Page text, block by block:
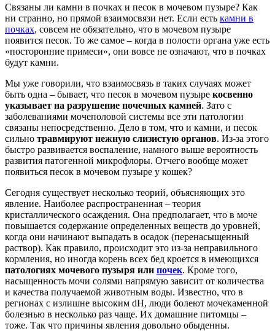
Связаны ли камни в почках и песок в мочевом пузыре? Как
ни странно, но прямой взаимосвязи нет. Если есть камни в
почках, совсем не обязательно, что в мочевом пузыре
появится песок. То же самое – когда в полости органа уже есть
«посторонние примеси», они вовсе не означают, что в почках
будут камни.
Мы уже говорили, что взаимосвязь в таких случаях может
быть одна – бывает, что песок в мочевом пузыре косвенно
указывает на разрушение почечных камней. Зато с
заболеваниями мочеполовой системы все эти патологии
связаны непосредственно. Дело в том, что и камни, и песок
сильно травмируют нежную слизистую органов. Из-за этого
быстро развивается воспаление, намного выше вероятность
развития патогенной микрофлоры. Отчего вообще может
появиться песок в мочевом пузыре у кошек?
Сегодня существует несколько теорий, объясняющих это
явление. Наиболее распространенная – теория
кристаллического осаждения. Она предполагает, что в моче
повышается содержание определенных веществ до уровней,
когда они начинают выпадать в осадок (перенасыщенный
раствор). Как правило, происходит это из-за неправильного
кормления, но иногда корень всех бед кроется в имеющихся
патологиях мочевого пузыря или почек. Кроме того,
насыщенность мочи солями напрямую зависит от количества
и качества получаемой животным воды. Известно, что в
регионах с излишне высоким dH, люди болеют мочекаменной
болезнью в несколько раз чаще. Их домашние питомцы –
тоже. Так что причины явления довольно обыденны.